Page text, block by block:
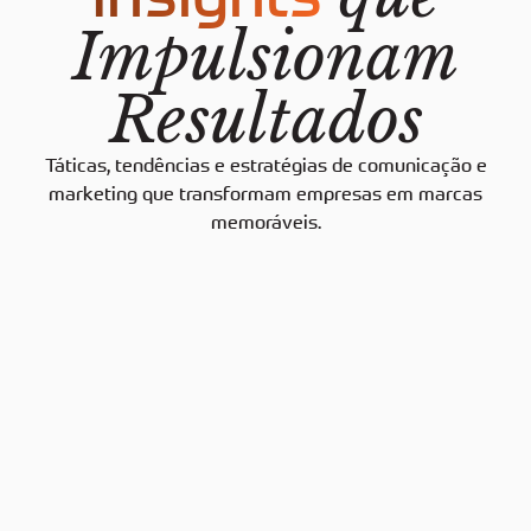
Impulsionam
Resultados
Táticas, tendências e estratégias de comunicação e
marketing que transformam empresas em marcas
memoráveis.